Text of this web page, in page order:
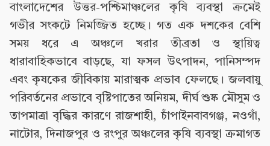
বাংলাদেশের উত্তর-পশ্চিমাঞ্চলের কৃষি ব্যবস্থা ক্রমেই
গভীর সংকটে নিমজ্জিত হচ্ছে। গত এক দশকের বেশি
সময় ধরে এ অঞ্চলে খরার তীব্রতা ও স্থায়িত্ব
ধারাবাহিকভাবে বাড়ছে, যা ফসল উৎপাদন, পানিসম্পদ
এবং কৃষকের জীবিকায় মারাত্মক প্রভাব ফেলছে। জলবায়ু
পরিবর্তনের প্রভাবে বৃষ্টিপাতের অনিয়ম, দীর্ঘ শুষ্ক মৌসুম ও
তাপমাত্রা বৃদ্ধির কারণে রাজশাহী, চাঁপাইনবাবগঞ্জ, নওগাঁ,
নাটোর, দিনাজপুর ও রংপুর অঞ্চলের কৃষি ব্যবস্থা ক্রমাগত